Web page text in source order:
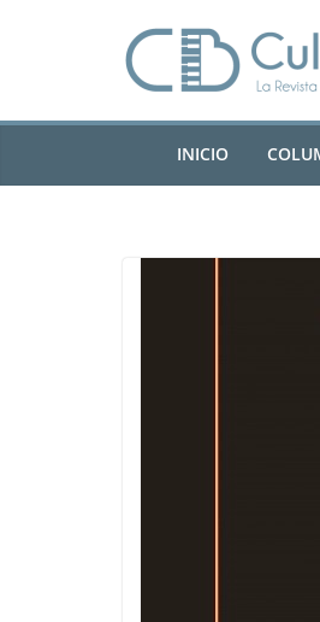
INICIO